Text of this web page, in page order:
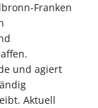
Franken
und agiert
Aktuell